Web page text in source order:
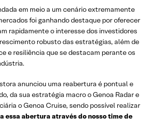
em meio a um cenário extremamente
foi ganhando destaque por oferecer
rapidamente o interesse dos investidores
robusto das estratégias, além de
e resiliência que se destacam perante os
anunciou uma reabertura é pontual e
da sua estratégia macro o Genoa Radar e
o Genoa Cruise, sendo possível realizar
essa abertura através do nosso time de